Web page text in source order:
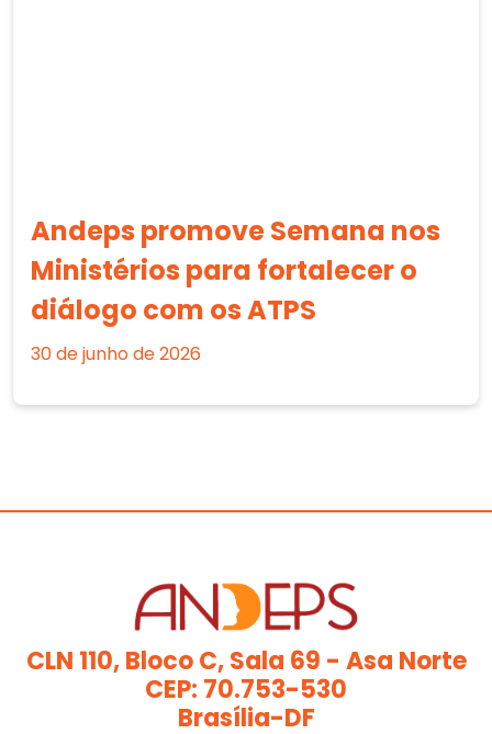
Andeps promove Semana nos
Ministérios para fortalecer o
diálogo com os ATPS
30 de junho de 2026
CLN 110, Bloco C, Sala 69 - Asa Norte
CEP: 70.753-530
Brasília-DF